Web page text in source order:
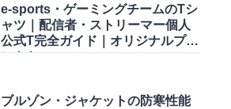
e-sports・ゲーミングチームのTシ
ャツ｜配信者・ストリーマー個人
公式T完全ガイド｜オリジナルプリ
ント.jp
ブルゾン・ジャケットの防寒性能